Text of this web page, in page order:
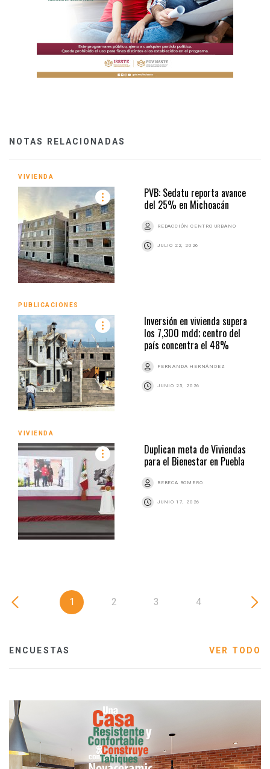
NOTAS RELACIONADAS
VIVIENDA
PVB: Sedatu reporta avance
del 25% en Michoacán
REDACCIÓN CENTRO URBANO
JULIO 22, 2026
PUBLICACIONES
Inversión en vivienda supera
los 7,300 mdd; centro del
país concentra el 48%
FERNANDA HERNÁNDEZ
JUNIO 25, 2026
VIVIENDA
Duplican meta de Viviendas
para el Bienestar en Puebla
REBECA ROMERO
JUNIO 17, 2026
1 2 3 4
ENCUESTAS VER TODO